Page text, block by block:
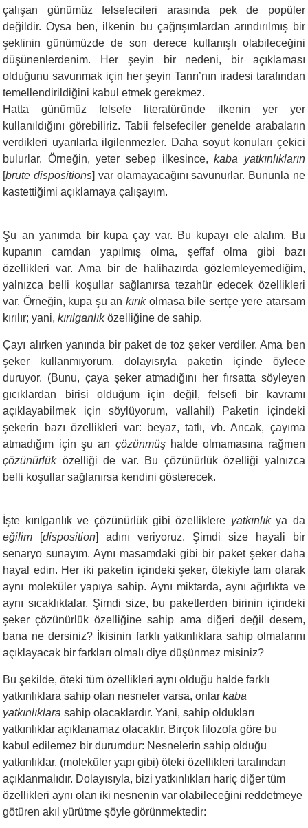
çalışan günümüz felsefecileri arasında pek de popüler
değildir. Oysa ben, ilkenin bu çağrışımlardan arındırılmış bir
şeklinin günümüzde de son derece kullanışlı olabileceğini
düşünenlerdenim. Her şeyin bir nedeni, bir açıklaması
olduğunu savunmak için her şeyin Tanrı’nın iradesi tarafından
temellendirildiğini kabul etmek gerekmez.
Hatta günümüz felsefe literatüründe ilkenin yer yer
kullanıldığını görebiliriz. Tabii felsefeciler genelde arabaların
verdikleri uyarılarla ilgilenmezler. Daha soyut konuları çekici
bulurlar. Örneğin, yeter sebep ilkesince,kaba
yatkınlıkların
[brute dispositions] var olamayacağını savunurlar. Bununla ne
kastettiğimi açıklamaya çalışayım.
Şu an yanımda bir kupa çay var. Bu kupayı ele alalım. Bu
kupanın camdan yapılmış olma, şeffaf olma gibi bazı
özellikleri var. Ama bir de halihazırda gözlemleyemediğim,
yalnızca belli koşullar sağlanırsa tezahür edecek özellikleri
var. Örneğin, kupa şu an kırıkolmasa bile sertçe yere atarsam
kırılır; yani,kırılganlıközelliğine de sahip.
Çayı alırken yanında bir paket de toz şeker verdiler. Ama ben
şeker kullanmıyorum, dolayısıyla paketin içinde öylece
duruyor. (Bunu, çaya şeker atmadığını her fırsatta söyleyen
gıcıklardan birisi olduğum için değil, felsefi bir kavramı
açıklayabilmek için söylüyorum, vallahi!) Paketin içindeki
şekerin bazı özellikleri var: beyaz, tatlı, vb. Ancak, çayıma
atmadığım için şu an çözünmüşhalde olmamasına rağmen
çözünürlük özelliği de var. Bu çözünürlük özelliği yalnızca
belli koşullar sağlanırsa kendini gösterecek.
İşte kırılganlık ve çözünürlük gibi özelliklere yatkınlıkya da
eğilim [disposition] adını veriyoruz. Şimdi size hayali bir
senaryo sunayım. Aynı masamdaki gibi bir paket şeker daha
hayal edin. Her iki paketin içindeki şeker, ötekiyle tam olarak
aynı moleküler yapıya sahip. Aynı miktarda, aynı ağırlıkta ve
aynı sıcaklıktalar. Şimdi size, bu paketlerden birinin içindeki
şeker çözünürlük özelliğine sahip ama diğeri değil desem,
bana ne dersiniz? İkisinin farklı yatkınlıklara sahip olmalarını
açıklayacak bir farkları olmalı diye düşünmez misiniz?
Bu şekilde, öteki tüm özellikleri aynı olduğu halde farklı
yatkınlıklara sahip olan nesneler varsa, onlarkaba
yatkınlıklara sahip olacaklardır. Yani, sahip oldukları
yatkınlıklar açıklanamaz olacaktır. Birçok filozofa göre bu
kabul edilemez bir durumdur: Nesnelerin sahip olduğu
yatkınlıklar, (moleküler yapı gibi) öteki özellikleri tarafından
açıklanmalıdır. Dolayısıyla, bizi yatkınlıkları hariç diğer tüm
özellikleri aynı olan iki nesnenin var olabileceğini reddetmeye
götüren akıl yürütme şöyle görünmektedir: